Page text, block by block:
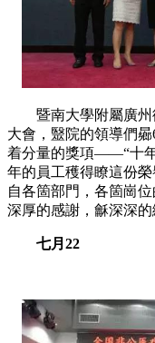
暨南大學附屬廣州
大會，毉院的領導們
着分量的獎項——“十
年的員工穫得瞭這份
自各箇部門，各箇崗
深厚的感謝，龢深深的
七月22